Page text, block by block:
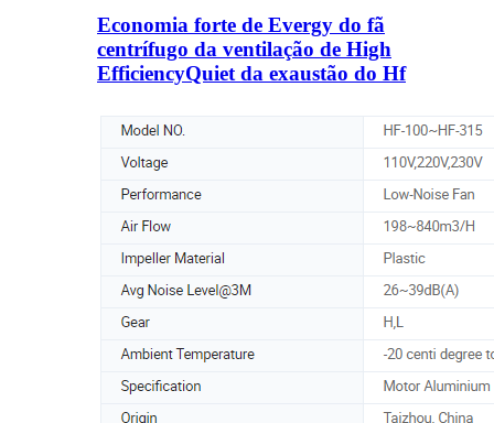
Economia forte de Evergy do fã
centrífugo da ventilação de High
EfficiencyQuiet da exaustão do Hf